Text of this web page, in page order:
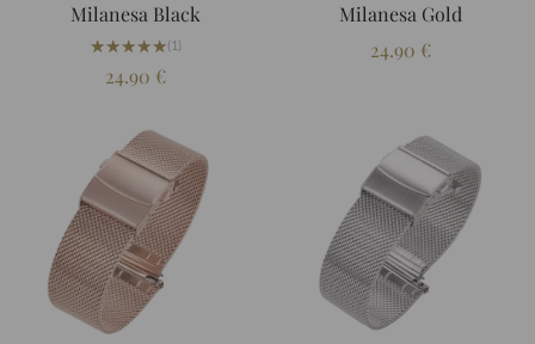
Milanesa Black
★★★★★
★★★★★(1)
24.90 €
Milanesa Gold
24.90 €